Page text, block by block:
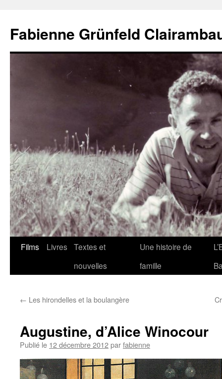
contenu
Fabienne Grünfeld
Films Livres
Textes et
nouvelles
Une histoire de
famille
← Les hirondelles et la boulangère
Augustine, d’Alice Winocour
Publié le 12 décembre 2012parfabienne